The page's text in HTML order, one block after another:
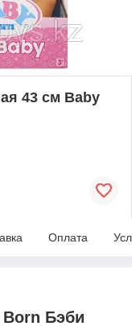
43 см Baby
Оплата
Born Бэби